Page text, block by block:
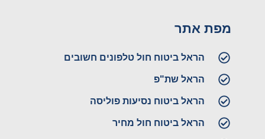
מפת אתר
הראל ביטוח חול טלפונים חשובים
הראל שת"פ
הראל ביטוח נסיעות פוליסה
הראל ביטוח חול מחיר